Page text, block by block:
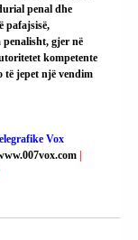
penal dhe
pafajsisë,
gjer në
kompetente
të jepet një vendim
Vox
|